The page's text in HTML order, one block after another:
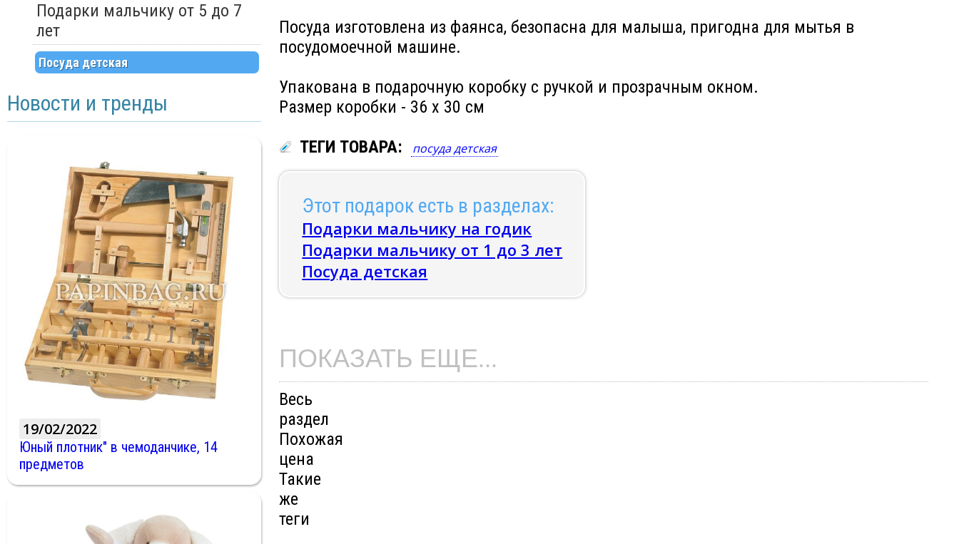
Подарки мальчику от 5 до 7
лет
Посуда детская
Новости и тренды
19/02/2022
Юный плотник" в чемоданчике, 14
предметов
Посуда изготовлена из фаянса, безопасна для малыша, пригодна для мытья в
посудомоечной машине.
Упакована в подарочную коробку с ручкой и прозрачным окном.
Размер коробки - 36 х 30 см
ТЕГИ ТОВАРА:
посуда детская
Этот подарок есть в разделах:
Подарки мальчику на годик
Подарки мальчику от 1 до 3 лет
Посуда детская
ПОКАЗАТЬ ЕЩЕ...
Весь
раздел
Похожая
цена
Такие
же
теги